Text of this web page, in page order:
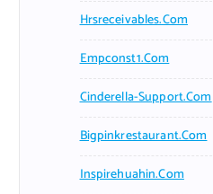
Hrsreceivables.com
Empconst1.com
Cinderella-Support.com
Bigpinkrestaurant.com
Inspirehuahin.com